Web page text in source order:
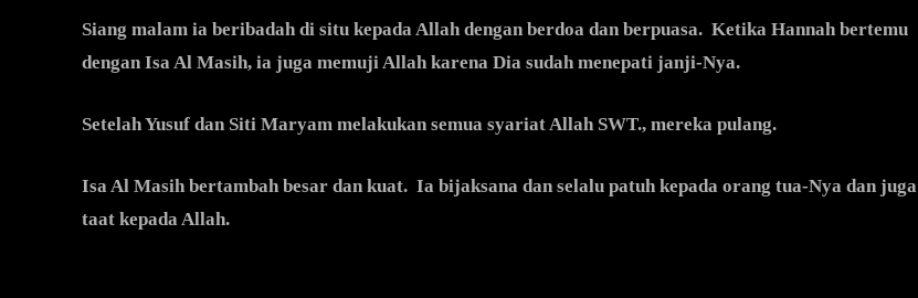
Siang malam ia beribadah di situ kepada Allah dengan berdoa dan berpuasa. Ketika Hannah bertemu
dengan Isa Al Masih, ia juga memuji Allah karena Dia sudah menepati janji-Nya.
Setelah Yusuf dan Siti Maryam melakukan semua syariat Allah SWT., mereka pulang.
Isa Al Masih bertambah besar dan kuat. Ia bijaksana dan selalu patuh kepada orang tua-Nya dan juga
taat kepada Allah.